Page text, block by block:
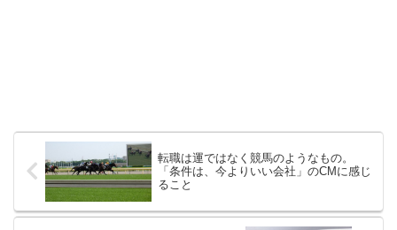
転職は運ではなく競馬のようなもの。
「条件は、今よりいい会社」のCMに感じ
ること